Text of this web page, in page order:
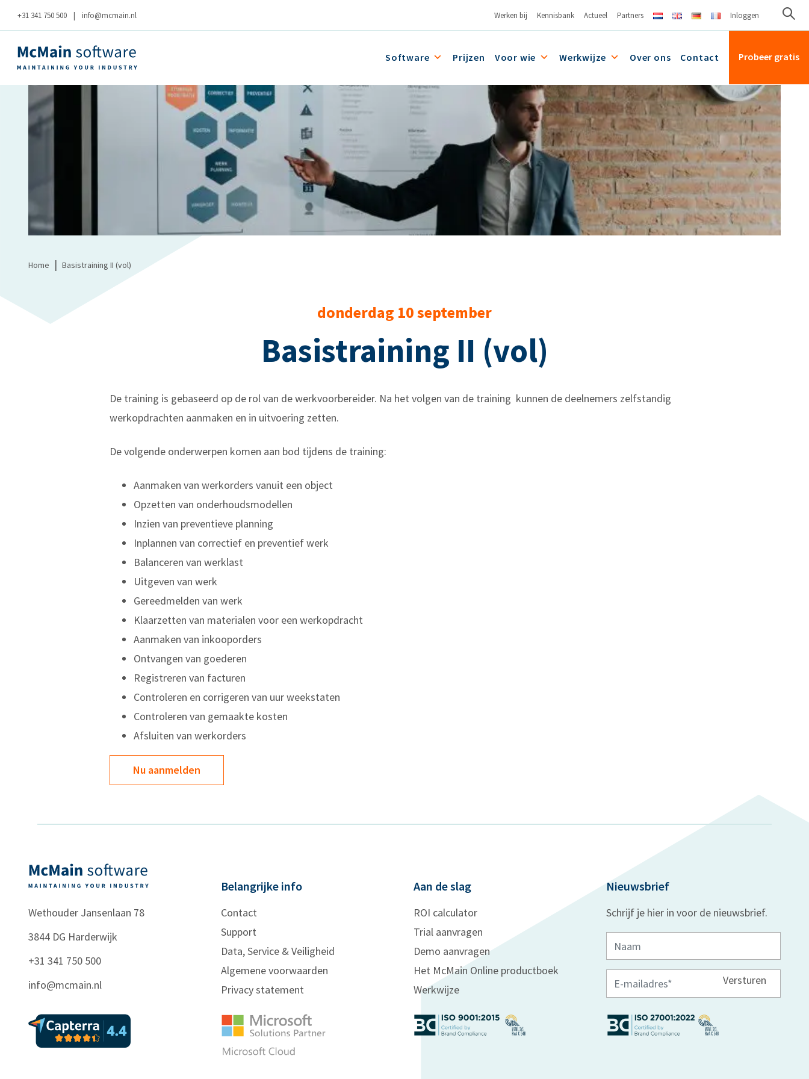
+31 341 750 500 | info@mcmain.nl Werken bij Kennisbank Actueel Partners Inloggen
Software Prijzen Voor wie Werkwijze Over ons Contact Probeer gratis
Home | Basistraining II (vol)
Basistraining II (vol)
donderdag 10 september
De training is gebaseerd op de rol van de werkvoorbereider. Na het volgen van de training kunnen de deelnemers zelfstandig
werkopdrachten aanmaken en in uitvoering zetten.
De volgende onderwerpen komen aan bod tijdens de training:
Aanmaken van werkorders vanuit een object
Opzetten van onderhoudsmodellen
Inzien van preventieve planning
Inplannen van correctief en preventief werk
Balanceren van werklast
Uitgeven van werk
Gereedmelden van werk
Klaarzetten van materialen voor een werkopdracht
Aanmaken van inkooporders
Ontvangen van goederen
Registreren van facturen
Controleren en corrigeren van uur weekstaten
Controleren van gemaakte kosten
Afsluiten van werkorders
Nu aanmelden
Wethouder Jansenlaan 78
3844 DG Harderwijk
+31 341 750 500
info@mcmain.nl
Belangrijke info
Contact
Support
Data, Service & Veiligheid
Algemene voorwaarden
Privacy statement
Aan de slag
ROI calculator
Trial aanvragen
Demo aanvragen
Het McMain Online productboek
Werkwijze
Nieuwsbrief
Schrijf je hier in voor de nieuwsbrief.
Versturen